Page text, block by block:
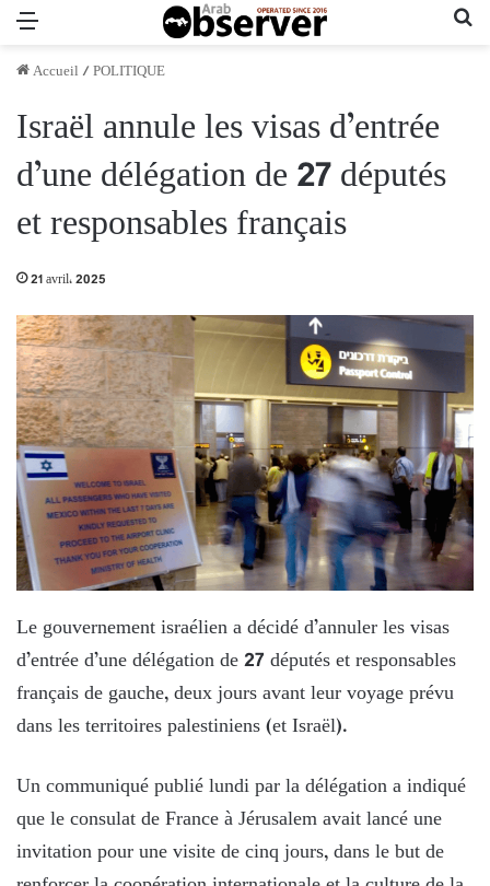
Accueil /POLITIQUE
Israël annule les visas d’entrée
d’une délégation de 27 députés
et responsables français
21 avril، 2025
Le gouvernement israélien a décidé d’annuler les visas
d’entrée d’une délégation de 27 députés et responsables
français de gauche, deux jours avant leur voyage prévu
dans les territoires palestiniens (et Israël).
Un communiqué publié lundi par la délégation a indiqué
que le consulat de France à Jérusalem avait lancé une
invitation pour une visite de cinq jours, dans le but de